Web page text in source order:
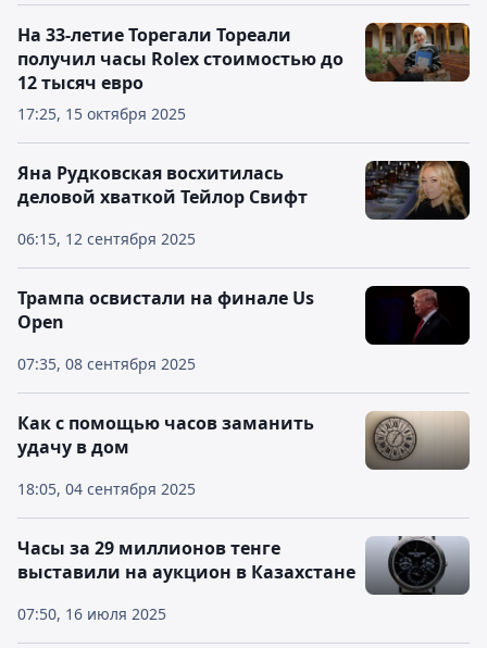
17:25, 15 октября 2025
На 33-летие Торегали Тореали
получил часы Rolex стоимостью до
12 тысяч евро
06:15, 12 сентября 2025
Яна Рудковская восхитилась
деловой хваткой Тейлор Свифт
07:35, 08 сентября 2025
Трампа освистали на финале Us
Open
18:05, 04 сентября 2025
Как с помощью часов заманить
удачу в дом
07:50, 16 июля 2025
Часы за 29 миллионов тенге
выставили на аукцион в Казахстане